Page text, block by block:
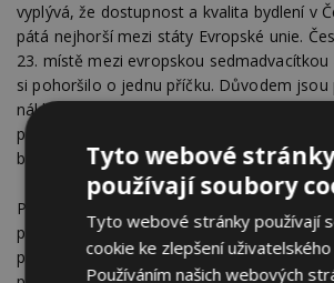
vyplývá, že dostupnost a kvalita bydlení v
pátá nejhorší mezi státy Evropské unie.
23. místě mezi evropskou
si pohoršilo o jednu příčku. Důvodem
náklady na bydlení a nedostatečná
poklesla výhodnost nájemního bydlení
bydlení.
Podle analýzy ministerstva pro místní
podzimu vydá průměrná česká domácnost
procent svého ročního příjmu. Mezi
Tyto webové
používají soubory
Tyto webové stránky používají
cookie ke zlepšení
Používáním našich webových